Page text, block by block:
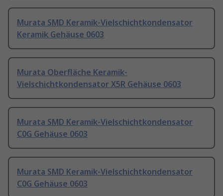
Murata SMD Keramik-Vielschichtkondensator
Keramik Gehäuse 0603
Murata Oberfläche Keramik-
Vielschichtkondensator X5R Gehäuse 0603
Murata SMD Keramik-Vielschichtkondensator
C0G Gehäuse 0603
Murata SMD Keramik-Vielschichtkondensator
C0G Gehäuse 0603